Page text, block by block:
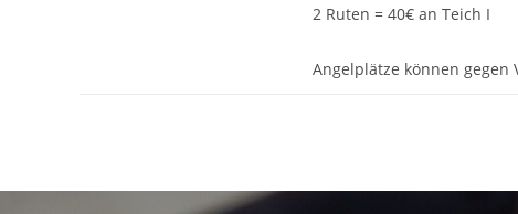
2 Ruten = 40€ an Teich I
Angelplätze können gegen